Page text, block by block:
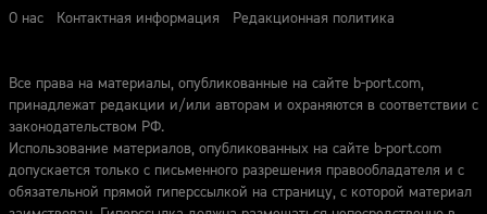
О нас
Контактная информация Редакционная политика
Все права на материалы, опубликованные на сайте b-port.com,
принадлежат редакции и/или авторам и охраняются в соответствии с
законодательством РФ.
Использование материалов, опубликованных на сайте b-port.com
допускается только с письменного разрешения правообладателя и с
обязательной прямой гиперссылкой на страницу, с которой материал